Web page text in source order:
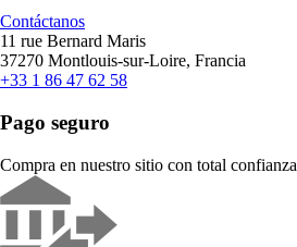
Contáctanos
11 rue Bernard Maris
37270 Montlouis-sur-Loire, Francia
+33 1 86 47 62 58
Pago seguro
Compra en nuestro sitio con total confianza